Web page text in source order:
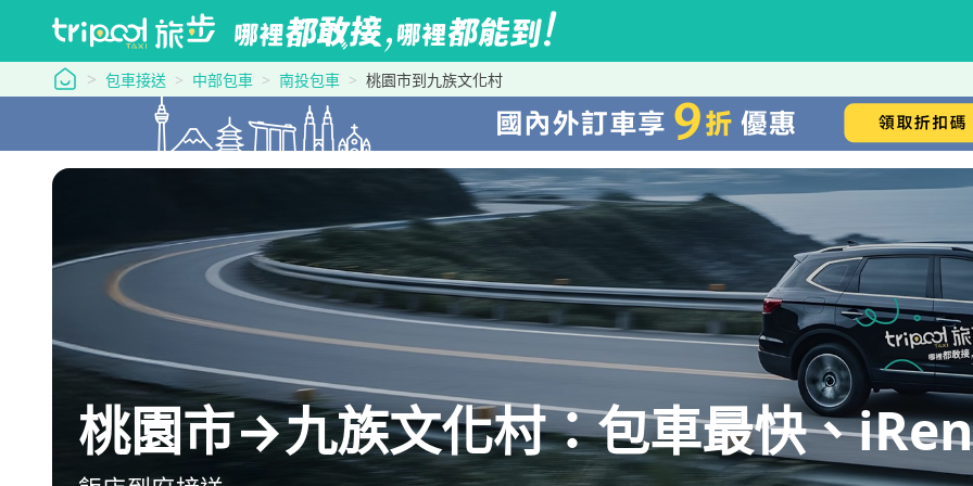
tripool 旅步
包車接送 中部包車 南投包車 桃園市到九族文化村
桃園市→九族文化村：包車最快、